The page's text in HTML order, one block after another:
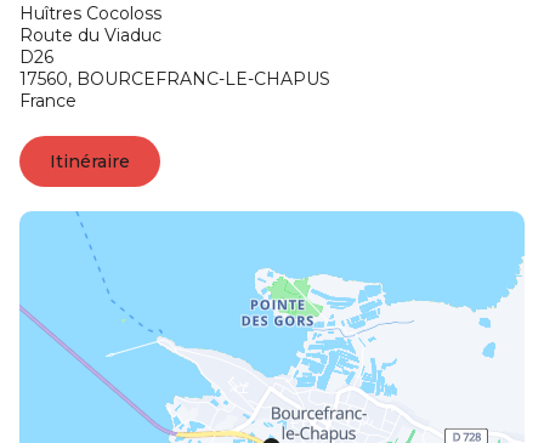
Huîtres Cocoloss
Route du Viaduc
D26
17560, BOURCEFRANC-LE-CHAPUS
France
Itinéraire